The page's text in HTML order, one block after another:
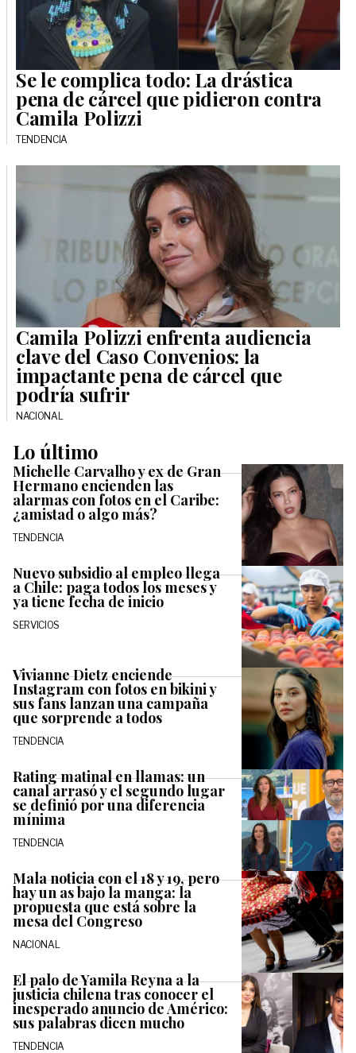
Se le complica todo: La drástica
pena de cárcel que pidieron contra
Camila Polizzi
TENDENCIA
Camila Polizzi enfrenta audiencia
clave del Caso Convenios: la
impactante pena de cárcel que
podría sufrir
NACIONAL
Lo último
Michelle Carvalho y ex de Gran
Hermano encienden las
alarmas con fotos en el Caribe:
¿amistad o algo más?
TENDENCIA
Nuevo subsidio al empleo llega
a Chile: paga todos los meses y
ya tiene fecha de inicio
SERVICIOS
Vivianne Dietz enciende
Instagram con fotos en bikini y
sus fans lanzan una campaña
que sorprende a todos
TENDENCIA
Rating matinal en llamas: un
canal arrasó y el segundo lugar
se definió por una diferencia
mínima
TENDENCIA
Mala noticia con el 18 y 19, pero
hay un as bajo la manga: la
propuesta que está sobre la
mesa del Congreso
NACIONAL
El palo de Yamila Reyna a la
justicia chilena tras conocer el
inesperado anuncio de Américo:
sus palabras dicen mucho
TENDENCIA